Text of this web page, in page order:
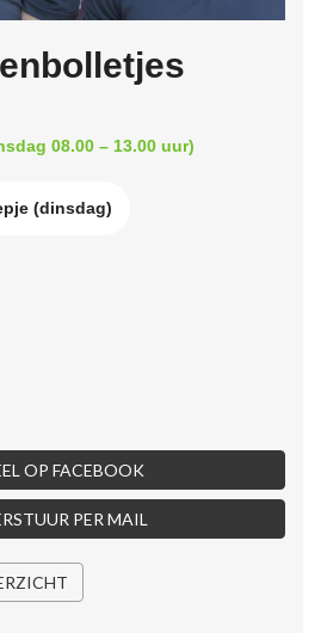
08.00 – 13.00 uur)
(dinsdag)
OP FACEBOOK
PER MAIL